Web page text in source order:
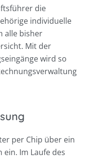
die
individuelle
alle bisher
Mit der
wird so
per Chip über ein
Im Laufe des